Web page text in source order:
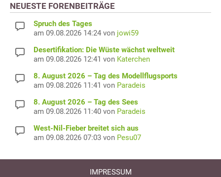
NEUESTE FORENBEITRÄGE
Spruch des Tages
am 09.08.2026 14:24 von jowi59
Desertifikation: Die Wüste wächst weltweit
am 09.08.2026 12:41 von Katerchen
8. August 2026 – Tag des Modellflugsports
am 09.08.2026 11:41 von Paradeis
8. August 2026 – Tag des Sees
am 09.08.2026 11:40 von Paradeis
West-Nil-Fieber breitet sich aus
am 09.08.2026 07:03 von Pesu07
IMPRESSUM